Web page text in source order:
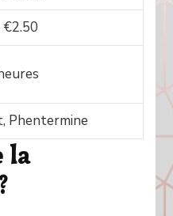
€2.50
Phentermine
la